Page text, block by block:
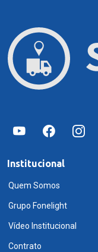
Institucional
Quem Somos
Grupo Fonelight
Vídeo Institucional
Contrato